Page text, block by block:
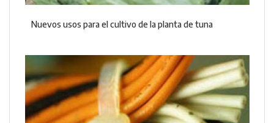
Nuevos usos para el cultivo de la planta de tuna